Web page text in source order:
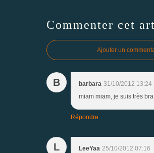
Commenter cet
Ajouter un
B barbara 31/10/2012 13:24
miam miam, je suis très
Répondre
L LeeYaa 25/10/2012 07:16